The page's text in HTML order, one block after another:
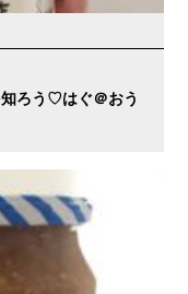
ろう♡はぐ＠おう